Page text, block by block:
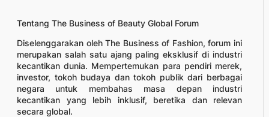
Tentang The Business of Beauty Global Forum
Diselenggarakan oleh The Business of Fashion, forum ini
merupakan salah satu ajang paling eksklusif di industri
kecantikan dunia. Mempertemukan para pendiri merek,
investor, tokoh budaya dan tokoh publik dari berbagai
negara untuk membahas masa depan industri
kecantikan yang lebih inklusif, beretika dan relevan
secara global.